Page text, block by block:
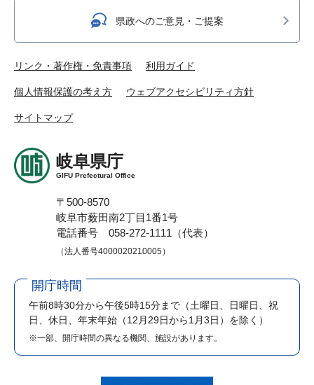
県政へのご意見・ご提案
リンク・著作権・免責事項 利用ガイド
個人情報保護の考え方 ウェブアクセシビリティ方針
サイトマップ
岐阜県庁
GIFU Prefectural Office
〒500-8570
岐阜市薮田南2丁目1番1号
電話番号 058-272-1111（代表）
（法人番号4000020210005）
開庁時間
午前8時30分から午後5時15分まで （土曜日、日曜日、祝
日、休日、年末年始（12月29日から1月3日）を除く）
※一部、開庁時間の異なる機関、施設があります。